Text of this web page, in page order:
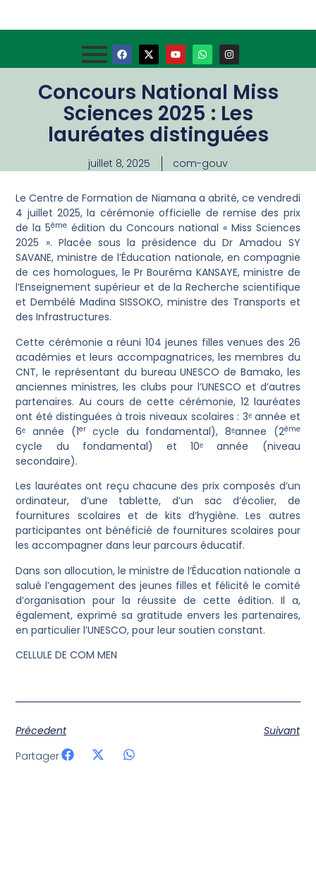
Concours National Miss
Sciences 2025 : Les
lauréates distinguées
juillet 8, 2025 com-gouv
Le Centre de Formation de Niamana a abrité, ce vendredi
4 juillet 2025, la cérémonie officielle de remise des prix
de la 5ème édition du Concours national « Miss Sciences
2025 ». Placée sous la présidence du Dr Amadou SY
SAVANE, ministre de l’Éducation nationale, en compagnie
de ces homologues, le Pr Bouréma KANSAYE, ministre de
l’Enseignement supérieur et de la Recherche scientifique
et Dembélé Madina SISSOKO, ministre des Transports et
des Infrastructures.
Cette cérémonie a réuni 104 jeunes filles venues des 26
académies et leurs accompagnatrices, les membres du
CNT, le représentant du bureau UNESCO de Bamako, les
anciennes ministres, les clubs pour l’UNESCO et d’autres
partenaires. Au cours de cette cérémonie, 12 lauréates
ont été distinguées à trois niveaux scolaires : 3ᵉ année et
6ᵉ année (1ercycle du fondamental), 8ᵉannee (2ème
cycle du fondamental) et 10ᵉ année (niveau
secondaire).
Les lauréates ont reçu chacune des prix composés d’un
ordinateur, d’une tablette, d’un sac d’écolier, de
fournitures scolaires et de kits d’hygiène. Les autres
participantes ont bénéficié de fournitures scolaires pour
les accompagner dans leur parcours éducatif.
Dans son allocution, le ministre de l’Éducation nationale a
salué l’engagement des jeunes filles et félicité le comité
d’organisation pour la réussite de cette édition. Il a,
également, exprimé sa gratitude envers les partenaires,
en particulier l’UNESCO, pour leur soutien constant.
CELLULE DE COM MEN
Précedent
Suivant
Partager